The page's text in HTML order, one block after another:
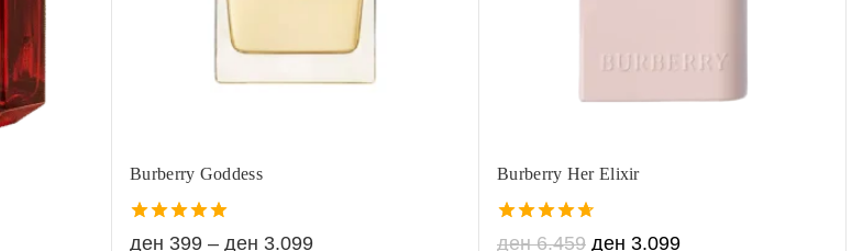
Burberry Goddess
5.00
ден 399 – ден 3.099
Burberry Her Elixir
4.67
ден6.459 ден 3.099